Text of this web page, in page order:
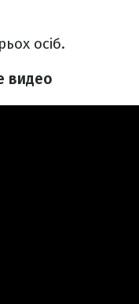
осіб.
видео